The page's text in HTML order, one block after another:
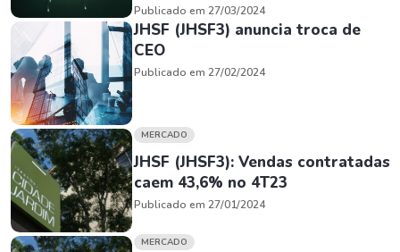
Publicado em 27/03/2024
JHSF (JHSF3) anuncia troca de
CEO
Publicado em 27/02/2024
MERCADO
JHSF (JHSF3): Vendas contratadas
caem 43,6% no 4T23
Publicado em 27/01/2024
MERCADO